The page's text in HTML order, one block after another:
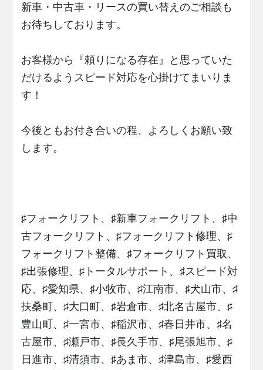
新車・中古車・リースの買い替えのご相談も
お待ちしております。
お客様から『頼りになる存在』と思っていた
だけるようスピード対応を心掛けてまいりま
す！
今後ともお付き合いの程、よろしくお願い致
します。
♯フォークリフト、♯新車フォークリフト、♯中
古フォークリフト、♯フォークリフト修理、♯
フォークリフト整備、♯フォークリフト買取、
♯出張修理、♯トータルサポート、♯スピード対
応、♯愛知県、♯小牧市、♯江南市、♯犬山市、♯
扶桑町、♯大口町、♯岩倉市、♯北名古屋市、♯
豊山町、♯一宮市、♯稲沢市、♯春日井市、♯名
古屋市、♯瀬戸市、♯長久手市、♯尾張旭市、♯
日進市、♯清須市、♯あま市、♯津島市、♯愛西